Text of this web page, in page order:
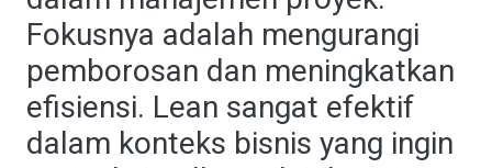
Fokusnya adalah mengurangi
pemborosan dan meningkatkan
efisiensi. Lean sangat efektif
dalam konteks bisnis yang ingin